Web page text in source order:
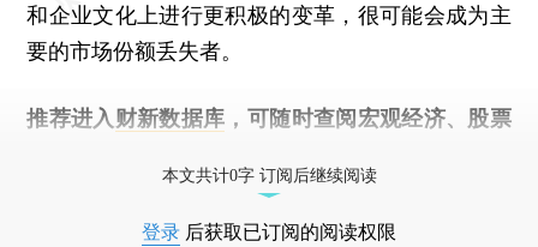
和企业文化上进行更积极的变革，很可能会成为主
要的市场份额丢失者。
推荐进入 财新数据库 ，可随时查阅宏观经济、股票
本文共计0字 订阅后继续阅读
登录 后获取已订阅的阅读权限